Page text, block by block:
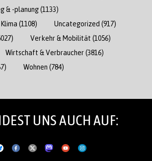
& -planung(1133)
(1108) Uncategorized (917)
Verkehr & Mobilität (1056)
Wirtschaft & Verbraucher(3816)
Wohnen (784)
UNS AUCH AUF: